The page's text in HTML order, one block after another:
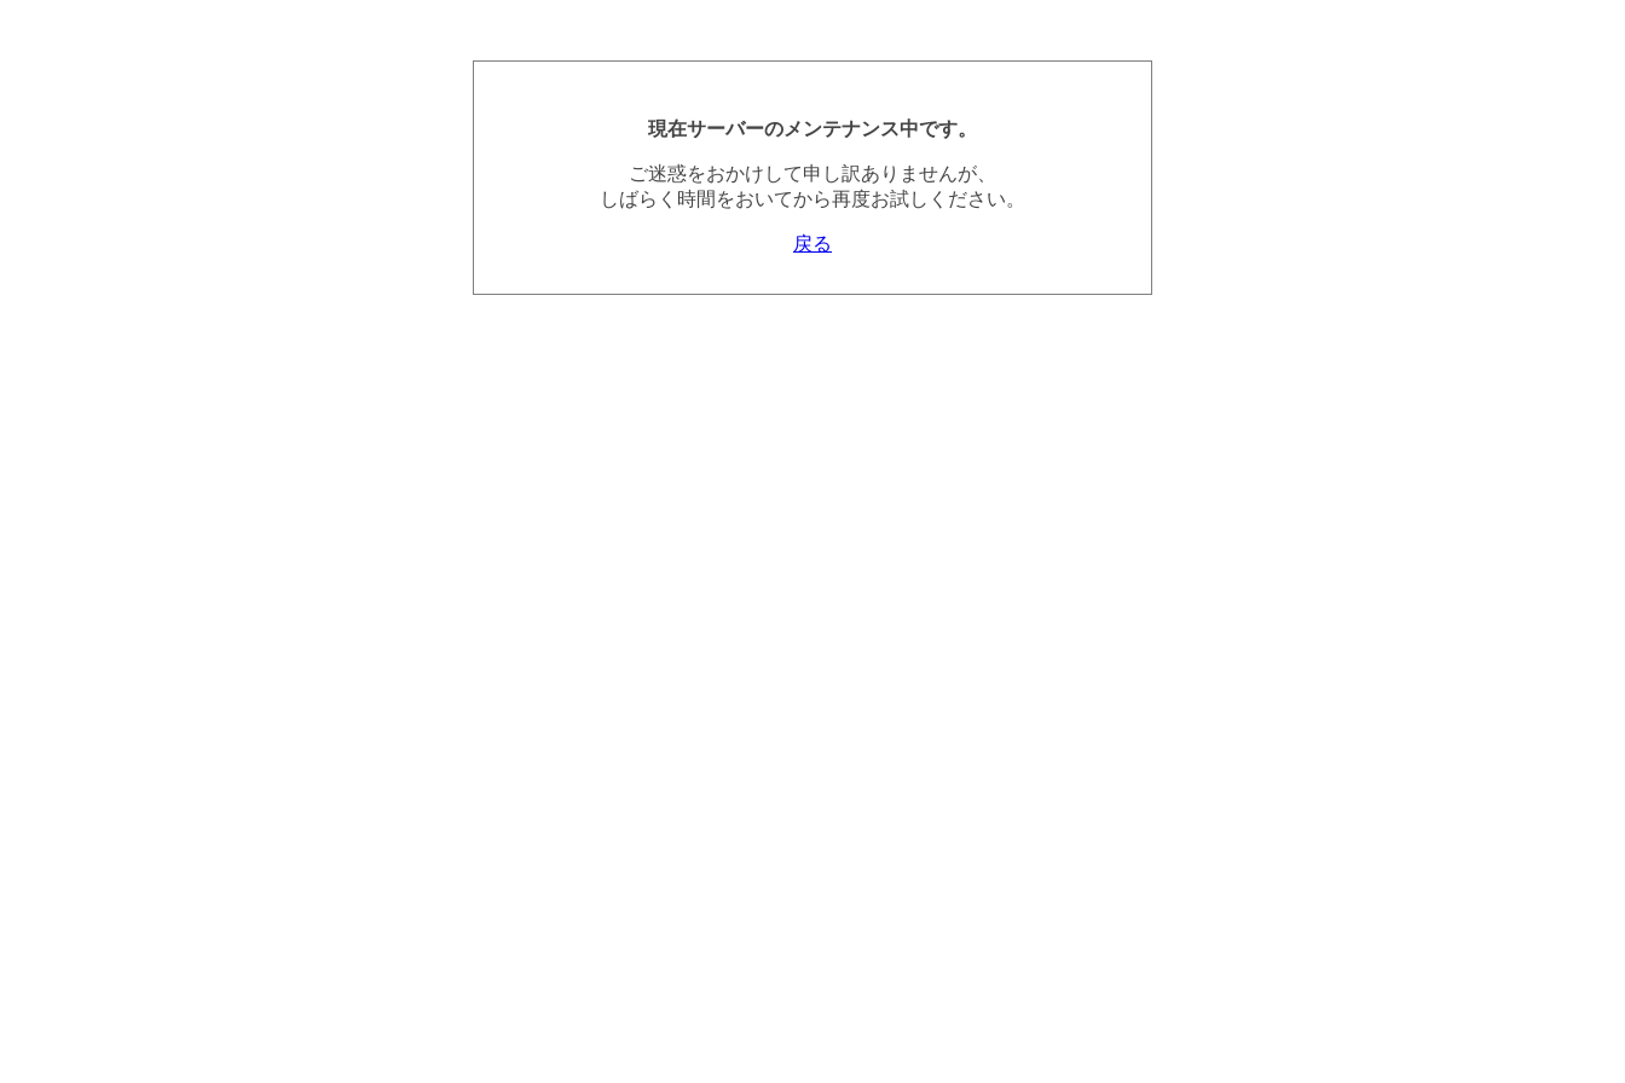
現在サーバーのメンテナンス中です。
ご迷惑をおかけして申し訳ありませんが、
しばらく時間をおいてから再度お試しください。
戻る